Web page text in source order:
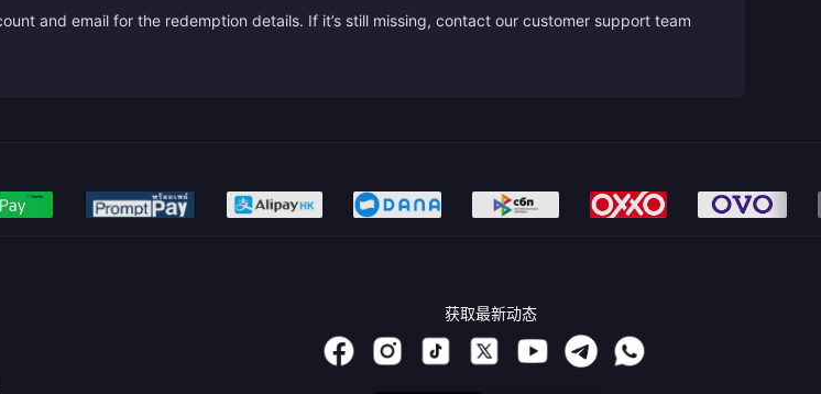
and email for the redemption details. If it’s still missing, contact our customer support team
获取最新动态